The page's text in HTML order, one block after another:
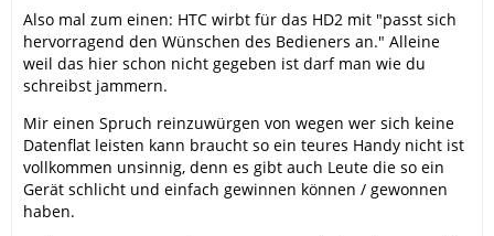
Also mal zum einen: HTC wirbt für das HD2 mit "passt sich
hervorragend den Wünschen des Bedieners an." Alleine
weil das hier schon nicht gegeben ist darf man wie du
schreibst jammern.
Mir einen Spruch reinzuwürgen von wegen wer sich keine
Datenflat leisten kann braucht so ein teures Handy nicht ist
vollkommen unsinnig, denn es gibt auch Leute die so ein
Gerät schlicht und einfach gewinnen können / gewonnen
haben.